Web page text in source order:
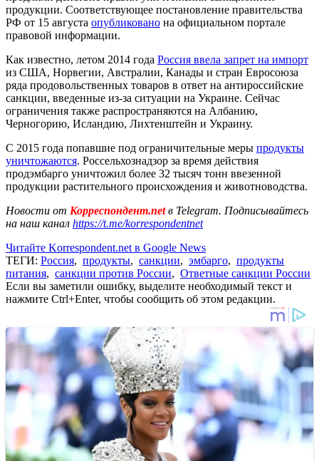
продукции. Соответствующее постановление правительства
РФ от 15 августа опубликовано на официальном портале
правовой информации.
Как известно, летом 2014 года Россия ввела запрет на импорт
из США, Норвегии, Австралии, Канады и стран Евросоюза
ряда продовольственных товаров в ответ на антироссийские
санкции, введенные из-за ситуации на Украине. Сейчас
ограничения также распространяются на Албанию,
Черногорию, Исландию, Лихтенштейн и Украину.
С 2015 года попавшие под ограничительные меры продукты
уничтожаются. Россельхознадзор за время действия
продэмбарго уничтожил более 32 тысяч тонн ввезенной
продукции растительного происхождения и животноводства.
Новости от Корреспондент.netв Telegram. Подписывайтесь
на наш канал https://t.me/korrespondentnet
Читайте Korrespondent.net в Google News
ТЕГИ: Россия, продукты, санкции, эмбарго, продукты
питания, санкции против России, Ответные санкции России
Если вы заметили ошибку, выделите необходимый текст и
нажмите Ctrl+Enter, чтобы сообщить об этом редакции.